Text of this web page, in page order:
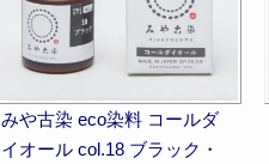
みや古染 eco染料 コールダ
イオール col.18 ブラック・